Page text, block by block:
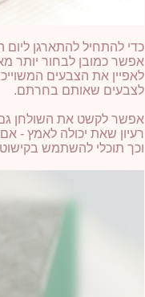
כדי להתחיל להתארגן
אפשר כמובן לבחור יותר
לאפיין את הצבעים
לצבעים שאותם בחרתם.
אפשר לקשט את השולחן גם
רעיון שאת יכולה לאמץ -
וכך תוכלי להשתמש